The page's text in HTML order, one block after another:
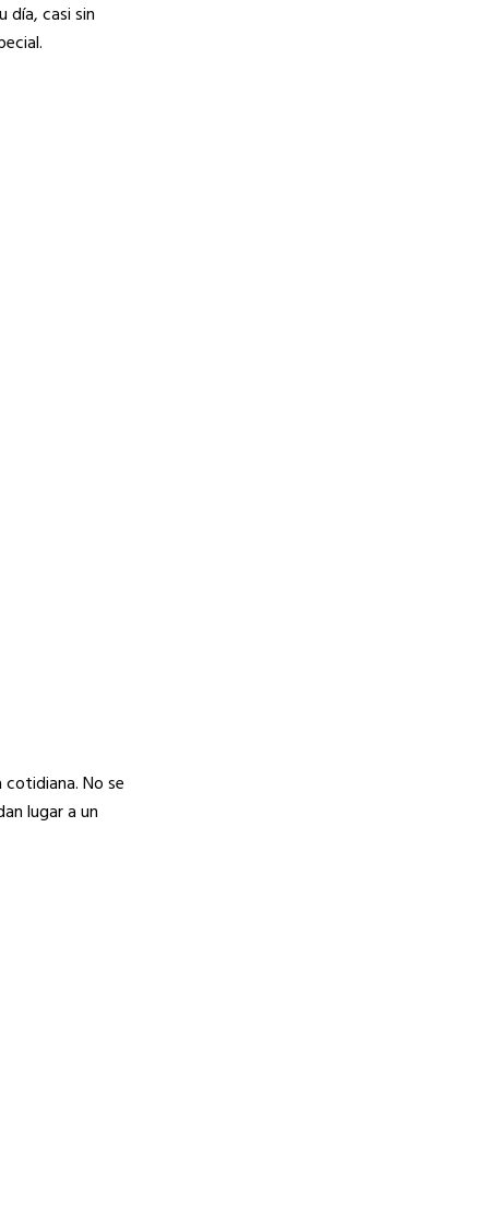
día, casi sin
No se
lugar a un